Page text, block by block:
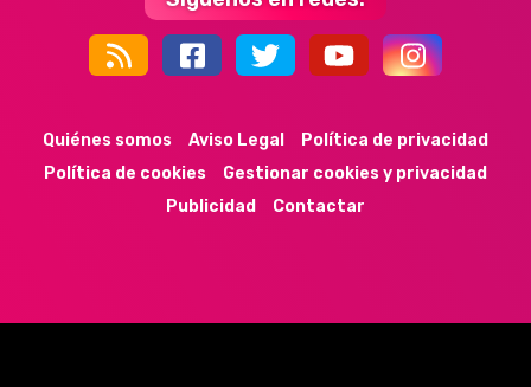
44k 9k 35k 352
Quiénes somos Aviso Legal
Política de privacidad
Política de cookies
Gestionar cookies y privacidad
Publicidad
Contactar